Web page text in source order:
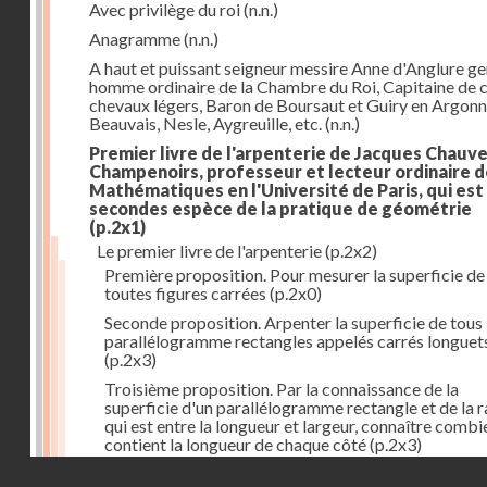
Avec privilège du roi(n.n.)
Anagramme(n.n.)
A haut et puissant seigneur messire Anne d'Anglure
homme ordinaire de la Chambre du Roi, Capitaine de
chevaux légers, Baron de Boursaut et Guiry en
Beauvais, Nesle, Aygreuille, etc. (n.n.)
Premier livre de l'arpenterie de Jacques
Champenoirs, professeur et lecteur ordinaire
Mathématiques en l'Université de Paris, qui est
secondes espèce de la pratique de géométrie
(p.2x1)
Le premier livre de l'arpenterie(p.2x2)
Première proposition. Pour mesurer la superficie de
toutes figures carrées (p.2x0)
Seconde proposition. Arpenter la superficie de tous
parallélogramme rectangles appelés carrés
(p.2x3)
Troisième proposition. Par la connaissance de la
superficie d'un parallélogramme rectangle et de la
qui est entre la longueur et largeur, connaître
contient la longueur de chaque côté(p.2x3)